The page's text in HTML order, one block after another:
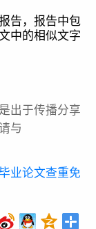
告，报告中包
中的相似文字
出于传播分享
与
业论文查重免